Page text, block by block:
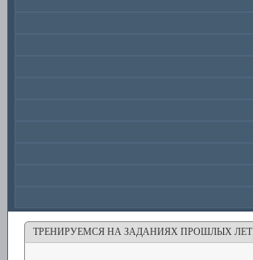
ТРЕНИРУЕМСЯ НА ЗАДАНИЯХ ПРОШЛЫХ ЛЕТ